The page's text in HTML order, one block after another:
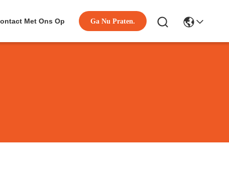
Met Ons Op Ga Nu Praten.